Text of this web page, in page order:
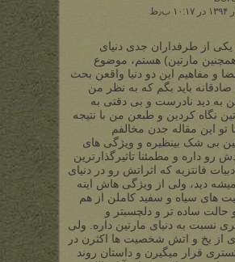
از طرفداران جدی دنیای
همچنین مارتین) هستم، موضوع
و مفاهیم این دو دنیا واقعن بحث
صادقانه باید بگم که به نظر من
به دید نادرست و بی دقتی به
نگاه کردین و طبعن من با نتیجه
این مقاله جدن مخالفم
بی شک بینظیره و ویژگی های
رو داره و مطمئنا تاثیرگذارترین
فانتزیه که اثراتش رو در دنیای
دید، ولی از ویژگی هاش اینه
های سیاه و سفید کاملن از هم
حالت ساده تر و دلچسبتر و
نسبت به دنیای مارتین داره. ولی
از یخ و اتش شخصیت ها اکثرن در
قرار میگیرن و داستان روند